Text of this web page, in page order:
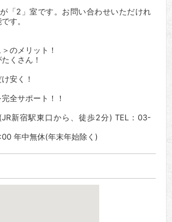
「2」室です。お問い合わせいただけれ
す。
のメリット！
くさん！
安く！
全サポート！！
新宿駅東口から、徒歩2分) TEL：03-
年中無休(年末年始除く)